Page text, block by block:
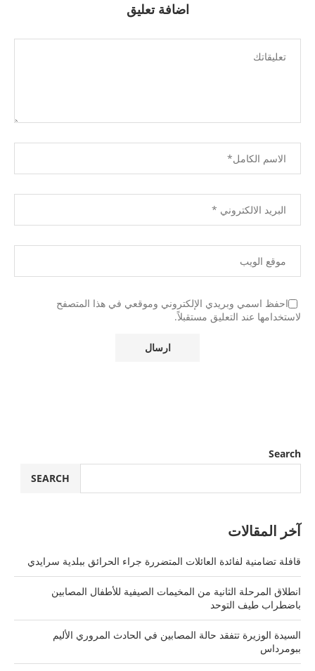
اضافة تعليق
احفظ اسمي وبريدي الإلكتروني وموقعي في هذا المتصفح
لاستخدامها عند التعليق مستقبلاً.
Search
SEARCH
آخر المقالات
قافلة تضامنية لفائدة العائلات المتضررة جراء الحرائق ببلدية سرايدي
انطلاق المرحلة الثانية من المخيمات الصيفية للأطفال المصابين
باضطراب طيف التوحد
السيدة الوزيرة تتفقد حالة المصابين في الحادث المروري الأليم
ببومرداس